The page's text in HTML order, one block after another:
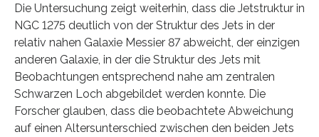
Die Untersuchung zeigt weiterhin, dass die Jetstruktur in
NGC 1275 deutlich von der Struktur des Jets in der
relativ nahen Galaxie Messier 87 abweicht, der einzigen
anderen Galaxie, in der die Struktur des Jets mit
Beobachtungen entsprechend nahe am zentralen
Schwarzen Loch abgebildet werden konnte. Die
Forscher glauben, dass die beobachtete Abweichung
auf einen Altersunterschied zwischen den beiden Jets